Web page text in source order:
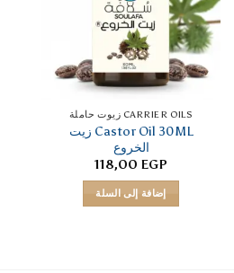
CARRIER OILS زيوت حاملة
Castor Oil 30ML زيت
الخروع
118,00 EGP
إضافة إلى السلة